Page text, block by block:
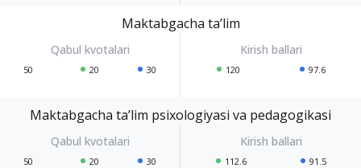
Maktabgacha ta’lim
50 20 30 120 97.6
Maktabgacha ta’lim psixologiyasi va pedagogikasi
50 20 30 112.6 91.5